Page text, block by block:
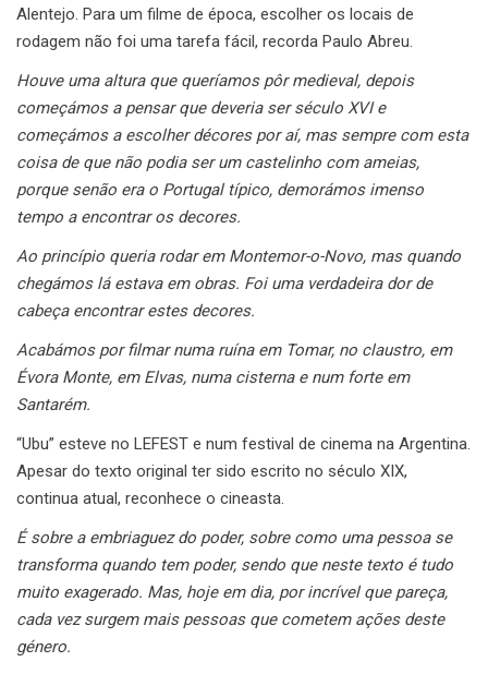
Alentejo. Para um filme de época, escolher os locais de
rodagem não foi uma tarefa fácil, recorda Paulo Abreu.
Houve uma altura que queríamos pôr medieval, depois
começámos a pensar que deveria ser século XVI e
começámos a escolher décores por aí, mas sempre com esta
coisa de que não podia ser um castelinho com ameias,
porque senão era o Portugal típico, demorámos imenso
tempo a encontrar os decores.
Ao princípio queria rodar em Montemor-o-Novo, mas quando
chegámos lá estava em obras. Foi uma verdadeira dor de
cabeça encontrar estes decores.
Acabámos por filmar numa ruína em Tomar, no claustro, em
Évora Monte, em Elvas, numa cisterna e num forte em
Santarém.
“Ubu” esteve no LEFEST e num festival de cinema na Argentina.
Apesar do texto original ter sido escrito no século XIX,
continua atual, reconhece o cineasta.
É sobre a embriaguez do poder, sobre como uma pessoa se
transforma quando tem poder, sendo que neste texto é tudo
muito exagerado. Mas, hoje em dia, por incrível que pareça,
cada vez surgem mais pessoas que cometem ações deste
género.